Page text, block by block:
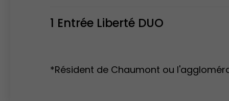
1 Entrée Liberté DUO
*Résident de Chaumont ou